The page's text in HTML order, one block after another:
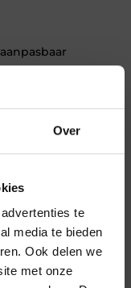
Over
te
media te bieden
Ook delen we
met onze
×